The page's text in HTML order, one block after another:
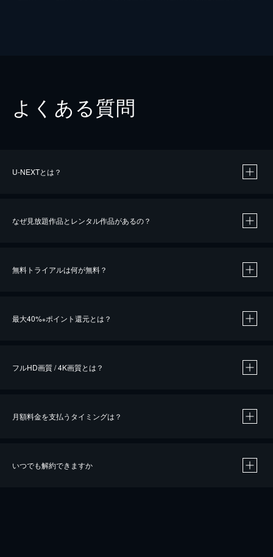
よくある質問
U-NEXTとは？
なぜ見放題作品とレンタル作品があるの？
無料トライアルは何が無料？
最大40%※ポイント還元とは？
※40％ポイント還元の対象は、クレジットカード決済による作品の購入 / レンタルです。
フルHD画質 / 4K画質とは？
月額料金を支払うタイミングは？
いつでも解約できますか